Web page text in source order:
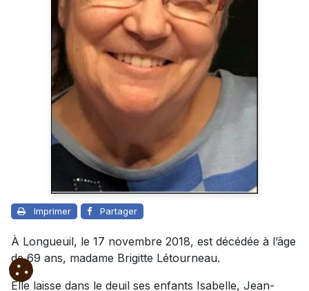
Imprimer Partager
À Longueuil, le 17 novembre 2018, est décédée à l’âge
de 69 ans, madame Brigitte Létourneau.
Elle laisse dans le deuil ses enfants Isabelle, Jean-